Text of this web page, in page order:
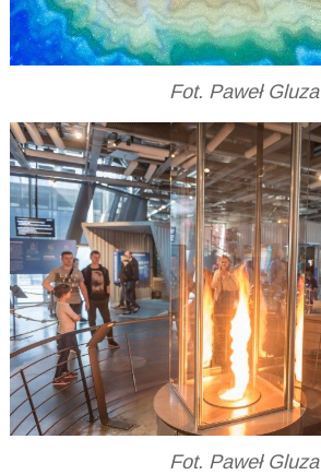
Fot. Paweł Gluza
Fot. Paweł Gluza